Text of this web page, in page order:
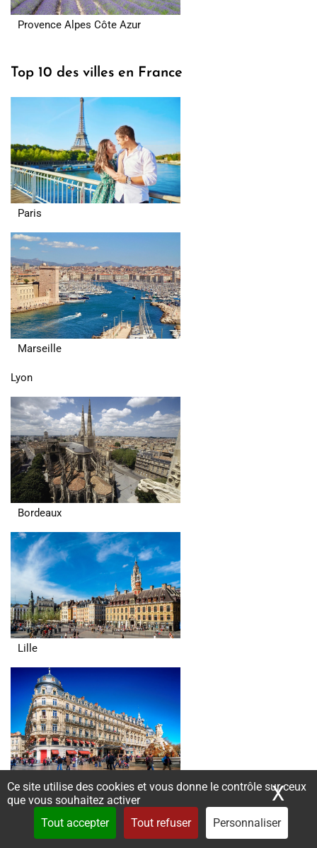
Ce site utilise des cookies et vous donne le contrôle sur ceux
que vous souhaitez activer
Tout accepter
Tout refuser Personnaliser
X
Provence Alpes Côte Azur
Top 10 des villes en France
Paris
Marseille
Lyon
Bordeaux
Lille
Montpellier